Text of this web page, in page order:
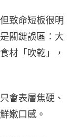
致命短板很明
關鍵誤區：大
材「吹乾」，
會表層焦硬、
嫩口感。